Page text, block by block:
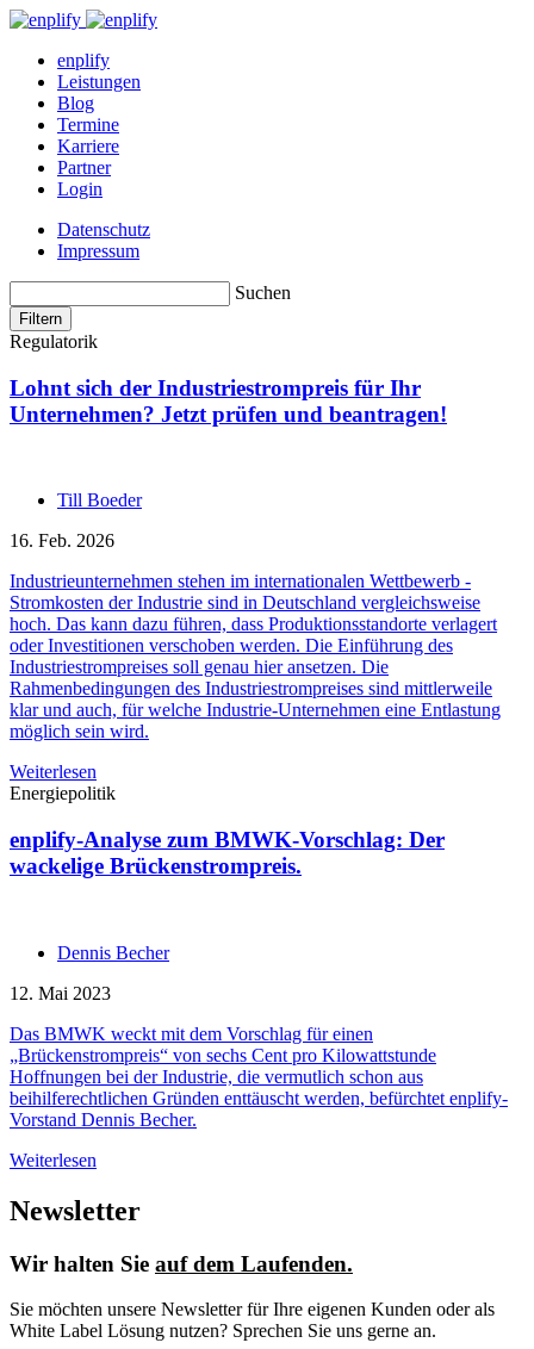
enplify
Leistungen
Blog
Termine
Karriere
Partner
Login
Datenschutz
Impressum
Suchen
Filtern
Regulatorik
Lohnt sich der Industriestrompreis für Ihr
Unternehmen? Jetzt prüfen und beantragen!
Till Boeder
16. Feb. 2026
Industrieunternehmen stehen im internationalen Wettbewerb -
Stromkosten der Industrie sind in Deutschland vergleichsweise
hoch. Das kann dazu führen, dass Produktionsstandorte verlagert
oder Investitionen verschoben werden. Die Einführung des
Industriestrompreises soll genau hier ansetzen. Die
Rahmenbedingungen des Industriestrompreises sind mittlerweile
klar und auch, für welche Industrie-Unternehmen eine Entlastung
möglich sein wird.
Weiterlesen
Energiepolitik
enplify-Analyse zum BMWK-Vorschlag: Der
wackelige Brückenstrompreis.
Dennis Becher
12. Mai 2023
Das BMWK weckt mit dem Vorschlag für einen
„Brückenstrompreis“ von sechs Cent pro Kilowattstunde
Hoffnungen bei der Industrie, die vermutlich schon aus
beihilferechtlichen Gründen enttäuscht werden, befürchtet enplify-
Vorstand Dennis Becher.
Weiterlesen
Newsletter
Wir halten Sie auf dem Laufenden.
Sie möchten unsere Newsletter für Ihre eigenen Kunden oder als
White Label Lösung nutzen? Sprechen Sie uns gerne an.